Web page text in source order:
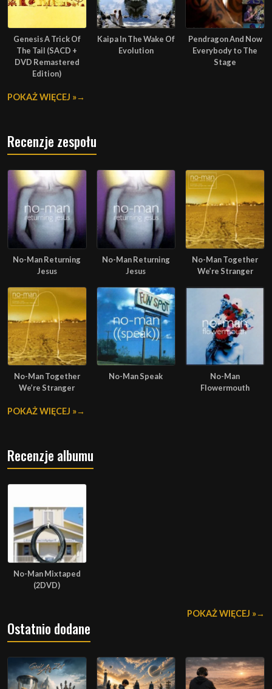
Genesis A Trick Of
The Tail (SACD +
DVD Remastered
Edition)
Kaipa In The Wake Of
Evolution
Pendragon And Now
Everybody to The
Stage
POKAŻ WIĘCEJ »
Recenzje zespołu
No-Man Returning
Jesus
No-Man Returning
Jesus
No-Man Together
We’re Stranger
No-Man Together
We’re Stranger
No-Man Speak
No-Man
Flowermouth
POKAŻ WIĘCEJ »
Recenzje albumu
No-Man Mixtaped
(2DVD)
POKAŻ WIĘCEJ »
Ostatnio dodane